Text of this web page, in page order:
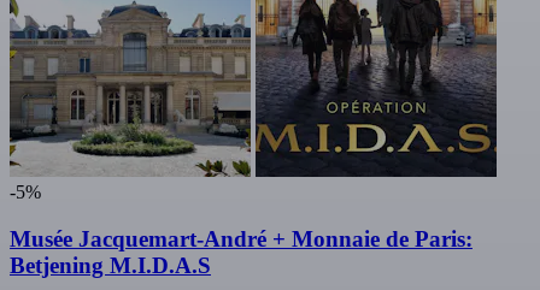
-5%
Musée Jacquemart-André + Monnaie de Paris:
Betjening M.I.D.A.S